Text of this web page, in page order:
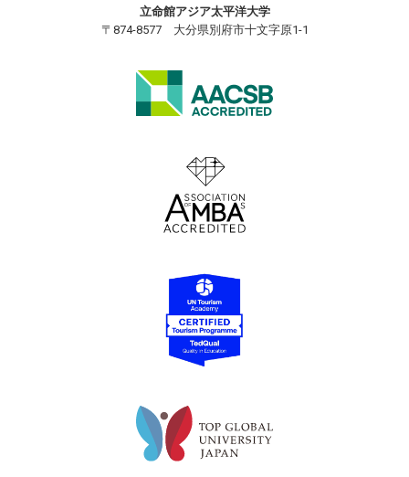
立命館アジア太平洋大学
〒874-8577 大分県別府市十文字原1-1